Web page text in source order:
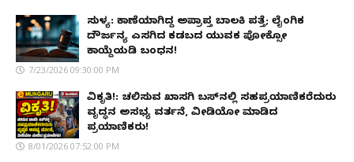
ಸುಳ್ಯ: ಕಾಣೆಯಾಗಿದ್ದ ಅಪ್ರಾಪ್ತ ಬಾಲಕಿ ಪತ್ತೆ; ಲೈಂಗಿಕ
ದೌರ್ಜನ್ಯ ಎಸಗಿದ ಕಡಬದ ಯುವಕ ಪೋಕ್ಸೋ
ಕಾಯ್ದೆಯಡಿ ಬಂಧನ!
7/23/2026 09:30:00 PM
ವಿಕೃತಿ!: ಚಲಿಸುವ ಖಾಸಗಿ ಬಸ್‌ನಲ್ಲಿ ಸಹಪ್ರಯಾಣಿಕರೆದುರು
ವೃದ್ಧನ ಅಸಭ್ಯ ವರ್ತನೆ, ವೀಡಿಯೋ ಮಾಡಿದ
ಪ್ರಯಾಣಿಕರು!
8/01/2026 07:52:00 PM